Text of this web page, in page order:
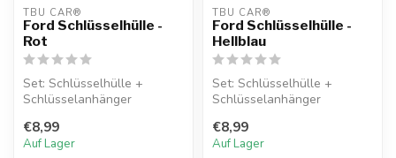
TBU CAR®
Ford Schlüsselhülle -
Rot
Set: Schlüsselhülle +
Schlüsselanhänger
€8,99
Auf Lager
TBU CAR®
Ford Schlüsselhülle -
Hellblau
Set: Schlüsselhülle +
Schlüsselanhänger
€8,99
Auf Lager